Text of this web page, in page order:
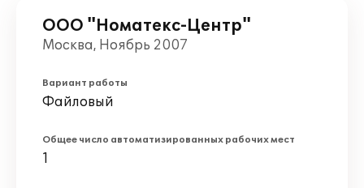
ООО "Номатекс-Центр"
Москва, Ноябрь 2007
Вариант работы
Файловый
Общее число автоматизированных рабочих мест
1